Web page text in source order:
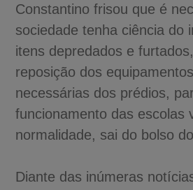
Constantino frisou que é
sociedade tenha ciência do
itens depredados e
reposição dos
necessárias dos prédios,
funcionamento das escolas
normalidade, sai do bolso
Diante das inúmeras